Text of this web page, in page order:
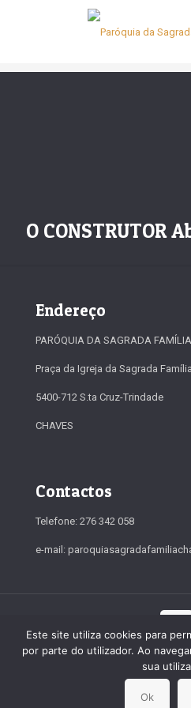
O CONSTRUTOR
Endereço
PARÓQUIA DA SAGRADA FAMÍLIA
Praça da Igreja da Sagrada Família
5400-712 S.ta Cruz-Trindade
CHAVES
Contactos
Telefone: 276 342 058
e-mail:
© 2019-2026 Paróquia da
Este site utiliza cookies para
por parte do utilizador. Ao
sua
Ok